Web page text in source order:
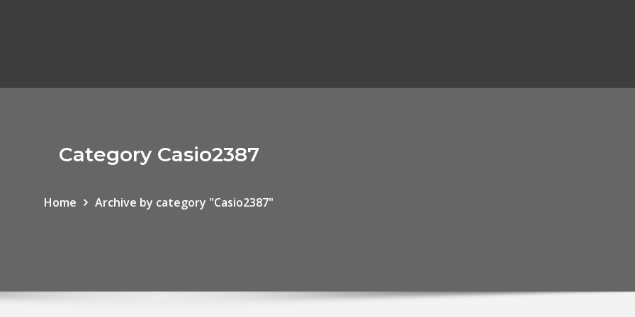
Category Casio2387
Home Archive by category "Casio2387"